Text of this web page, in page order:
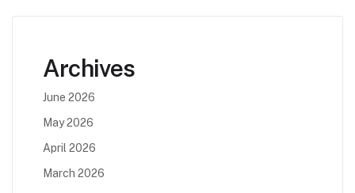
Archives
June 2026
May 2026
April 2026
March 2026